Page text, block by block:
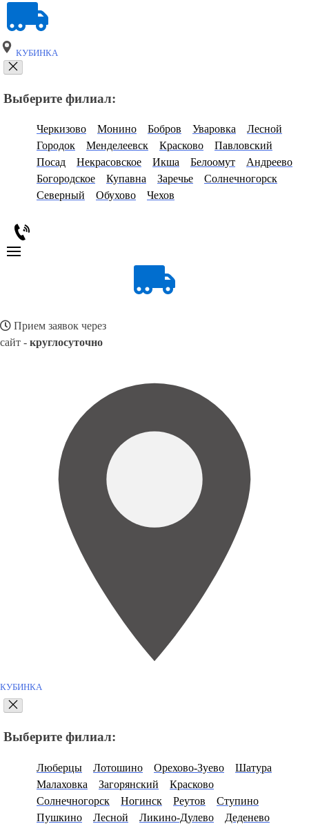
КУБИНКА
Выберите филиал:
Черкизово Монино Бобров Уваровка
Лесной
Городок
Менделеевск Красково
Павловский
Посад
Некрасовское Икша Белоомут
Андреево
Богородское
Купавна Заречье
Солнечногорск
Северный
Обухово Чехов
Прием заявок через
сайт - круглосуточно
КУБИНКА
Выберите филиал:
Люберцы Лотошино Орехово-Зуево
Шатура
Малаховка
Загорянский
Красково
Солнечногорск
Ногинск Реутов
Ступино
Пушкино
Лесной Ликино-Дулево
Деденево